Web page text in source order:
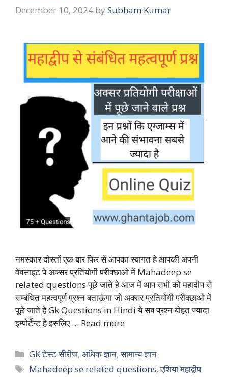
December 10, 2024 by Subham Kumar
नमस्कार दोस्तों एक बार फिर से आपका स्वागत हे आपकी अपनी
वेबसाइट पे अक्सर प्रतियोगी परीक्छाओ में Mahadeep se
related questions पूछे जाते हे आज में आप सभी को महादीप से
सम्बंधित महत्वपूर्ण प्रश्न बताऊंगा जो अक्सर प्रतियोगी परीक्छाओ में
पूछे जाते हे Gk Questions in Hindi ये सब प्रश्न बोहत ज्यादा
इम्पोर्टेन्ट हे इसलिए … Read more
Categories
GK टेस्ट सीरीज,अधिक ज्ञान,सामान्य ज्ञान
Tags
Mahadeep se related questions,एशिया महाद्वीप